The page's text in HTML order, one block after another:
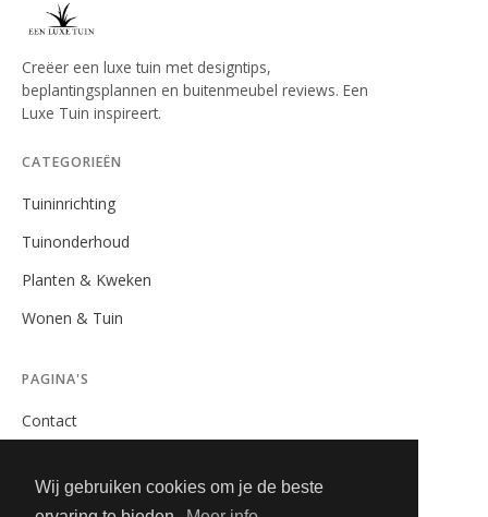
Wij gebruiken cookies om je de beste
Creëer een luxe tuin met designtips,
beplantingsplannen en buitenmeubel reviews. Een
Luxe Tuin inspireert.
CATEGORIEËN
Tuininrichting
Tuinonderhoud
Planten & Kweken
Wonen & Tuin
PAGINA'S
Contact
Algemene Voorwaarden